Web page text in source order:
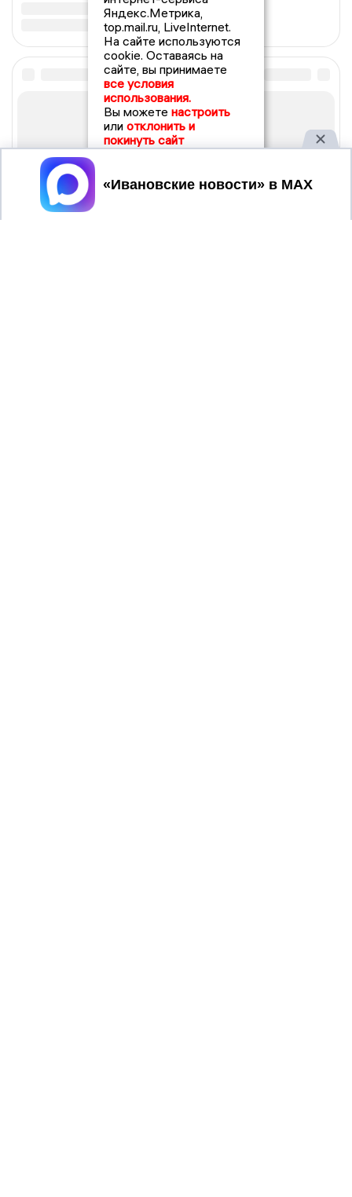
Яндекс.Метрика,
top.mail.ru, LiveInternet.
На сайте используются
cookie. Оставаясь на
сайте, вы принимаете
все условия
использования.
Вы можете настроить
или отклонить и
покинуть сайт
Принять